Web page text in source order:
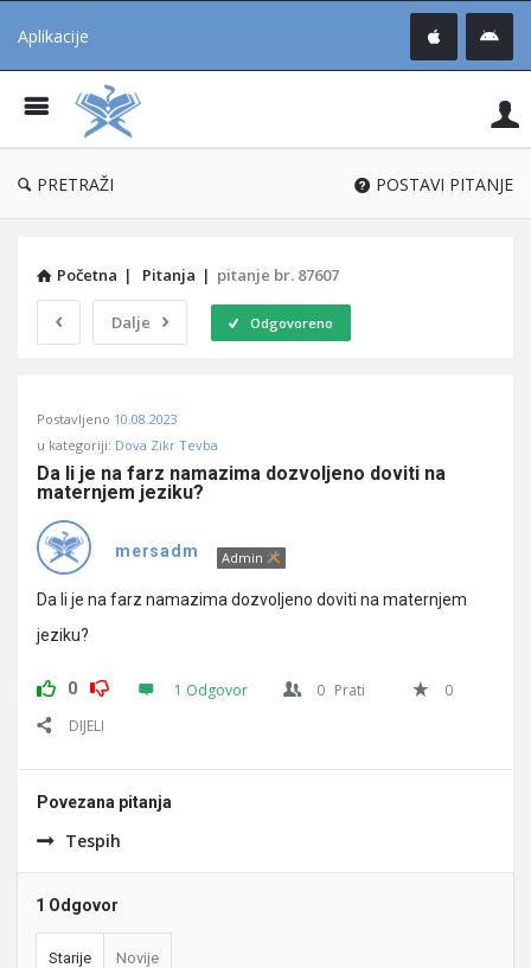
Aplikacije
®
PRETRAŽI POSTAVI PITANJE
Početna | Pitanja | pitanje br. 87607
Dalje Odgovoreno
Učene
Latest
Pitanja
Postavljeno 10.08.2023
u kategoriji: Dova Zikr Tevba
Da li je na farz namazima dozvoljeno doviti na
maternjem jeziku?
mersadm Admin
Da li je na farz namazima dozvoljeno doviti na maternjem
jeziku?
0 1 Odgovor 0 Prati
0
DIJELI
Povezana pitanja
Tespih
1 Odgovor
Starije Novije